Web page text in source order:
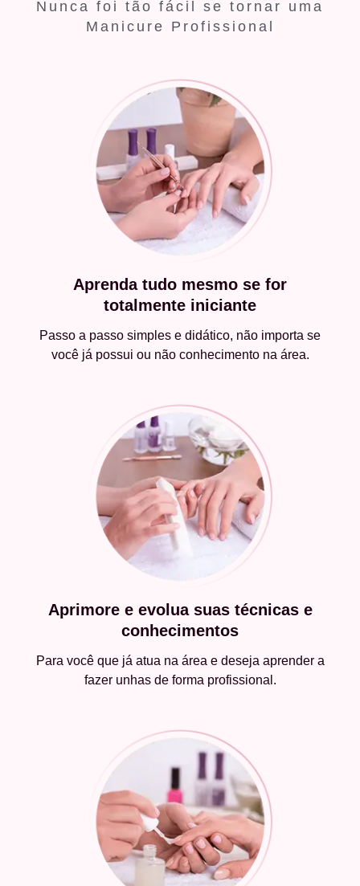
Nunca foi tão fácil se tornar uma
Manicure Profissional
Aprenda tudo mesmo se for
totalmente iniciante
Passo a passo simples e didático, não importa se
você já possui ou não conhecimento na área.
Aprimore e evolua suas técnicas e
conhecimentos
Para você que já atua na área e deseja aprender a
fazer unhas de forma profissional.